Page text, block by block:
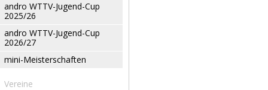
andro WTTV-Jugend-Cup
2025/26
andro WTTV-Jugend-Cup
2026/27
mini-Meisterschaften
Vereine